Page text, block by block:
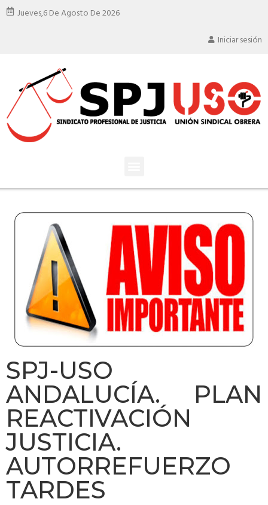
Jueves,6 De Agosto De 2026
Iniciar sesión
SPJ-USO
ANDALUCÍA. PLAN
REACTIVACIÓN
JUSTICIA.
AUTORREFUERZO
TARDES